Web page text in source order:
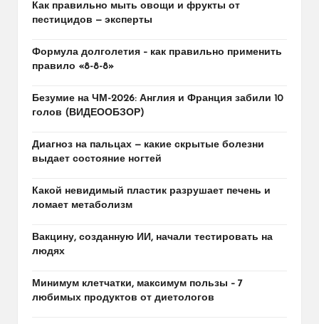
Как правильно мыть овощи и фрукты от
пестицидов — эксперты
Формула долголетия – как правильно применить
правило «8-8-8»
Безумие на ЧМ-2026: Англия и Франция забили 10
голов (ВИДЕООБЗОР)
Диагноз на пальцах — какие скрытые болезни
выдает состояние ногтей
Какой невидимый пластик разрушает печень и
ломает метаболизм
Вакцину, созданную ИИ, начали тестировать на
людях
Минимум клетчатки, максимум пользы – 7
любимых продуктов от диетологов